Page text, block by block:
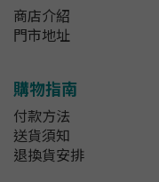
商店介紹
門市地址
購物指南
付款方法
送貨須知
退換貨安排